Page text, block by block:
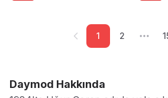
1 2
Daymod Hakkında